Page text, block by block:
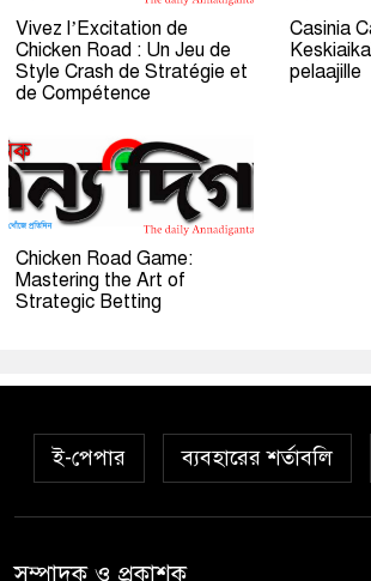
Vivez l’Excitation de
Chicken Road : Un Jeu de
Style Crash de Stratégie et
de Compétence
Casinia
pelaajille
Chicken Road Game:
Mastering the Art of
Strategic Betting
ই-পেপার ব্যবহারের শর্তাবলি
সম্পাদক ও প্রকাশক